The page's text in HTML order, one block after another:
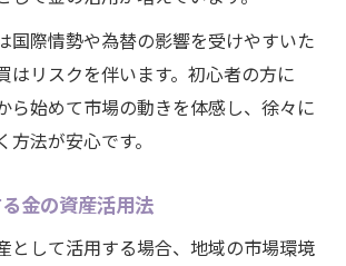
国際情勢や為替の影響を受けやすいた
はリスクを伴います。初心者の方に
ら始めて市場の動きを体感し、徐々に
法が安心です。
金の資産活用法
として活用する場合、地域の市場環境